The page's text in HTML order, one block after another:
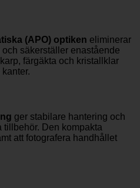
(APO) optiken eliminerar
säkerställer enastående
färgäkta och kristallklar
ger stabilare hantering och
Den kompakta
att fotografera handhållet